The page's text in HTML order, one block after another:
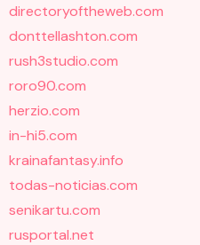
directoryoftheweb.com
donttellashton.com
rush3studio.com
roro90.com
herzio.com
in-hi5.com
krainafantasy.info
todas-noticias.com
senikartu.com
rusportal.net